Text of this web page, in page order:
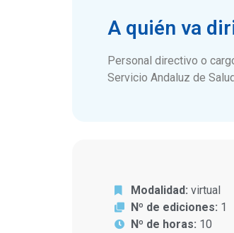
A quién va
Personal directivo o
Servicio Andaluz de
Modalidad: virtual
Nº de ediciones: 1
Nº de horas: 10